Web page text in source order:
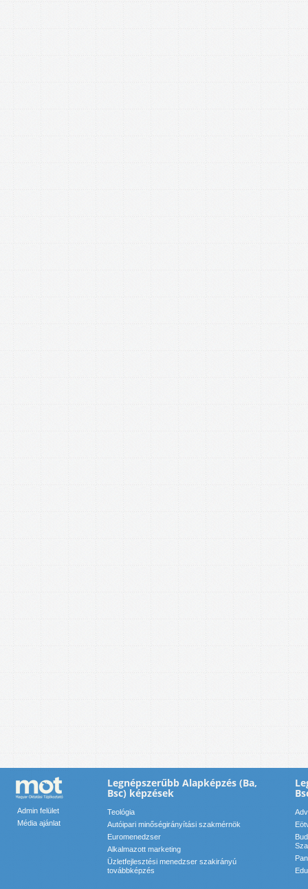
Admin felület
Média ajánlat
Legnépszerűbb Alapképzés (Ba,
Bsc) képzések
Teológia
Autóipari minőségirányítási szakmérnök
Euromenedzser
Alkalmazott marketing
Üzletfejlesztési menedzser szakirányú
továbbképzés